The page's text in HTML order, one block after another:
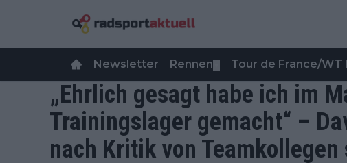
Newsletter Rennen Tour de France/WT
„Ehrlich gesagt habe ich im
Trainingslager gemacht“ –
nach Kritik von